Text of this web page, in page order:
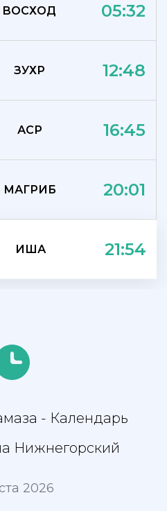
ВОСХОД 05:32
ЗУХР 12:48
АСР 16:45
МАГРИБ 20:01
ИША 21:54
- Календарь
Нижнегорский
2026